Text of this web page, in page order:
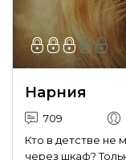
Нарния
709
Кто в детстве не
через шкаф?